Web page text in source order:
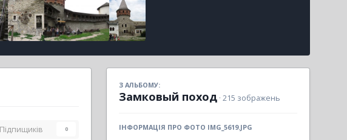
Підпищиків 0
З АЛЬБОМУ:
Замковый поход · 215 зображень
ІНФОРМАЦІЯ ПРО ФОТО IMG_5619.JPG